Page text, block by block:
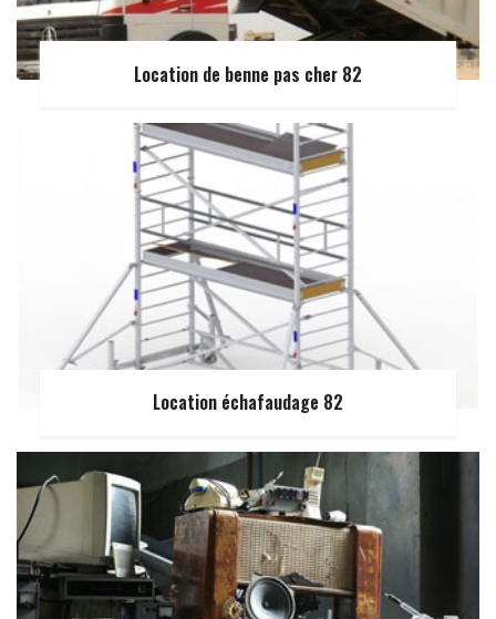
Location de benne pas cher 82
Location échafaudage 82